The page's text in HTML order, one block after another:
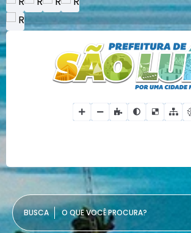
O QUE VOCÊ PROCURA?